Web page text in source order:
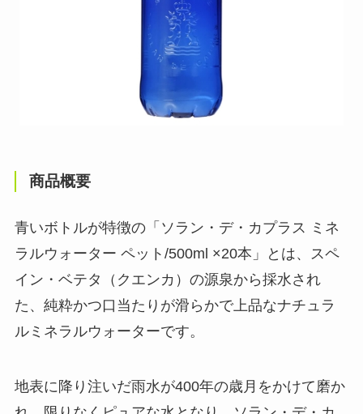
商品概要
青いボトルが特徴の「ソラン・デ・カプラス ミネ
ラルウォーター ペット/500ml ×20本」とは、スペ
イン・ベテタ（クエンカ）の源泉から採水され
た、純粋かつ口当たりが滑らかで上品なナチュラ
ルミネラルウォーターです。
地表に降り注いだ雨水が400年の歳月をかけて磨か